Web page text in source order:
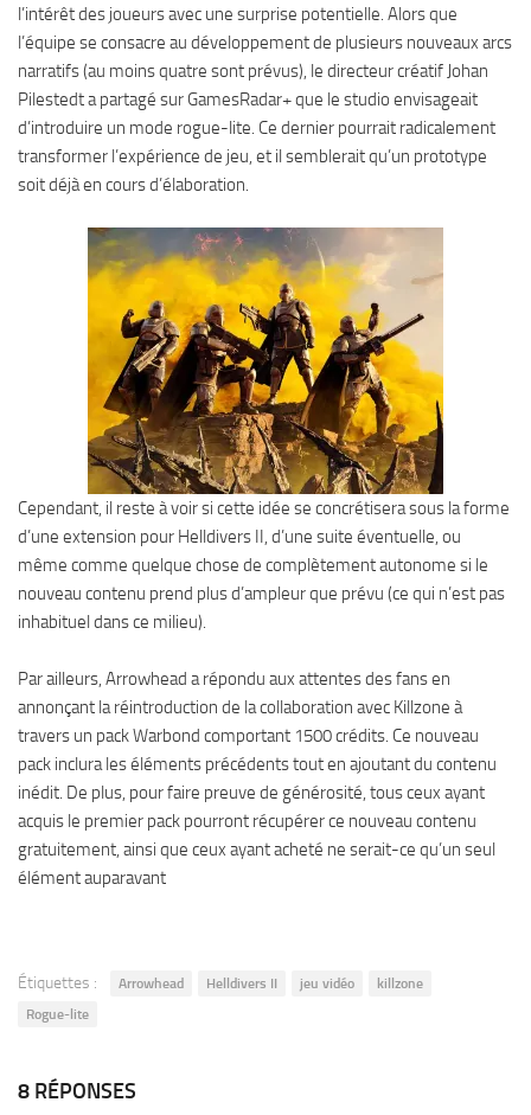
l’intérêt des joueurs avec une surprise potentielle. Alors que
l’équipe se consacre au développement de plusieurs nouveaux arcs
narratifs (au moins quatre sont prévus), le directeur créatif Johan
Pilestedt a partagé sur GamesRadar+ que le studio envisageait
d’introduire un mode rogue-lite. Ce dernier pourrait radicalement
transformer l’expérience de jeu, et il semblerait qu’un prototype
soit déjà en cours d’élaboration.
Cependant, il reste à voir si cette idée se concrétisera sous la forme
d’une extension pour Helldivers II, d’une suite éventuelle, ou
même comme quelque chose de complètement autonome si le
nouveau contenu prend plus d’ampleur que prévu (ce qui n’est pas
inhabituel dans ce milieu).
Par ailleurs, Arrowhead a répondu aux attentes des fans en
annonçant la réintroduction de la collaboration avec Killzone à
travers un pack Warbond comportant 1500 crédits. Ce nouveau
pack inclura les éléments précédents tout en ajoutant du contenu
inédit. De plus, pour faire preuve de générosité, tous ceux ayant
acquis le premier pack pourront récupérer ce nouveau contenu
gratuitement, ainsi que ceux ayant acheté ne serait-ce qu’un seul
élément auparavant
Étiquettes : Arrowhead Helldivers II jeu vidéo
killzone
Rogue-lite
8 RÉPONSES